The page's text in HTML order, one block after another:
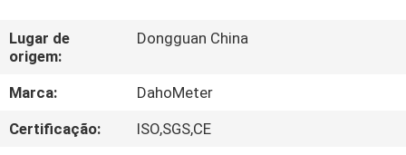
EXCURSÃO
DA
FÁBRICA
Lugar de
origem:
Dongguan China
Marca:
DahoMeter
Certificação:
ISO,SGS,CE